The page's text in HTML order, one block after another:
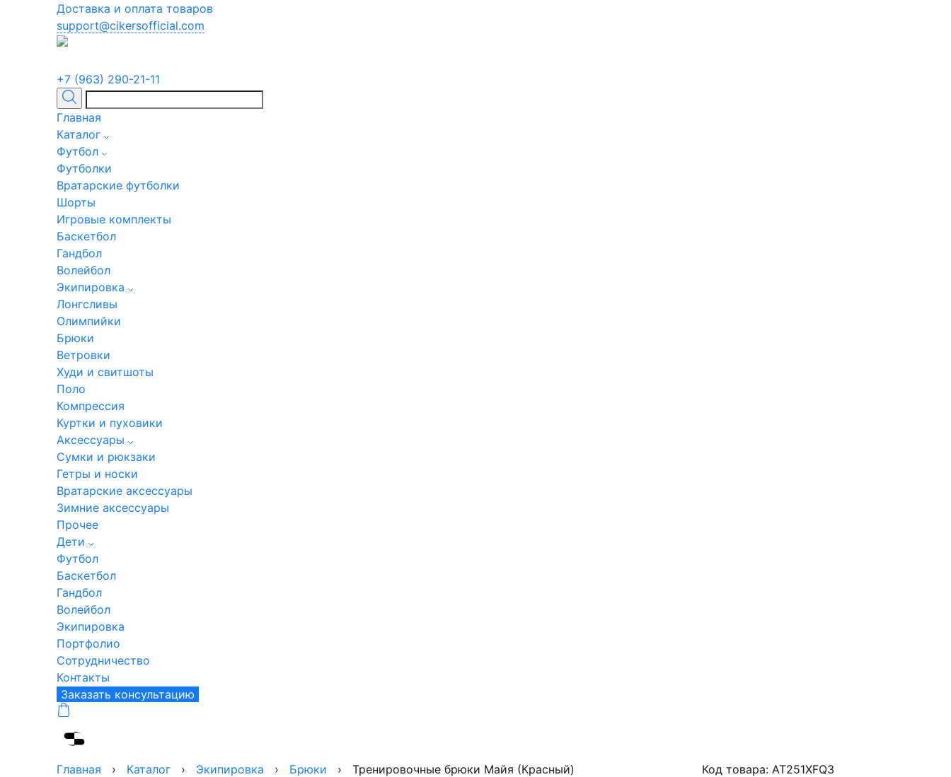
Доставка и оплата товаров
support@cikersofficial.com
+7 (963) 290-21-11
Главная
Каталог
Футбол
Футболки
Вратарские футболки
Шорты
Игровые комплекты
Баскетбол
Гандбол
Волейбол
Экипировка
Лонгсливы
Олимпийки
Брюки
Ветровки
Худи и свитшоты
Поло
Компрессия
Куртки и пуховики
Аксессуары
Сумки и рюкзаки
Гетры и носки
Вратарские аксессуары
Зимние аксессуары
Прочее
Дети
Футбол
Баскетбол
Гандбол
Волейбол
Экипировка
Портфолио
Сотрудничество
Контакты
Заказать консультацию
Главная › Каталог › Экипировка › Брюки › Тренировочные брюки Майя (Красный) Код товара: AT251XFQ3